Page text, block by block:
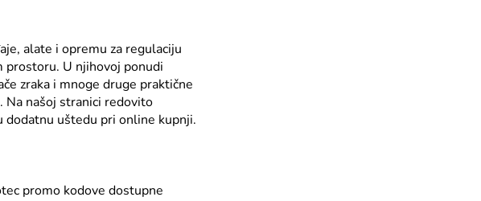
alate i opremu za regulaciju
prostoru. U njihovoj ponudi
zraka i mnoge druge praktične
Na našoj stranici redovito
dodatnu uštedu pri online kupnji.
promo kodove dostupne